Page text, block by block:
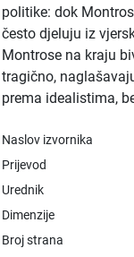
politike: dok
često djeluju iz
Montrose na kraju
tragično,
prema idealistima,
Naslov izvornika
Prijevod
Urednik
Dimenzije
Broj strana